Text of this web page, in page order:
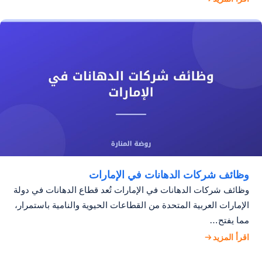
وظائف شركات الدهانات في الإمارات
وظائف شركات الدهانات في الإمارات تُعد قطاع الدهانات في دولة
الإمارات العربية المتحدة من القطاعات الحيوية والنامية باستمرار،
مما يفتح…
اقرأ المزيد